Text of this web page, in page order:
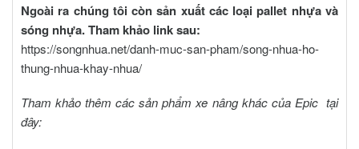
Ngoài ra chúng tôi còn sản xuất các loại pallet nhựa và
sóng nhựa. Tham khảo link sau:
https://songnhua.net/danh-muc-san-pham/song-nhua-ho-
thung-nhua-khay-nhua/
Tham khảo thêm các sản phẩm xe nâng khác của Epic tại
đây: